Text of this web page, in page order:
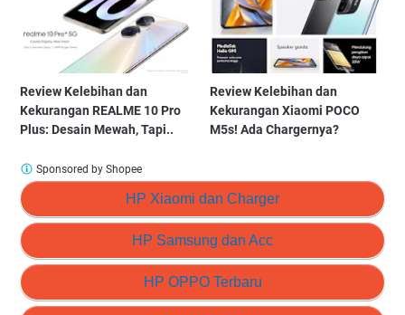
Review Kelebihan dan
Kekurangan REALME 10 Pro
Plus: Desain Mewah, Tapi..
Review Kelebihan dan
Kekurangan Xiaomi POCO
M5s! Ada Chargernya?
HP Xiaomi dan Charger
HP Samsung dan Acc
HP OPPO Terbaru
Sponsored by Shopee